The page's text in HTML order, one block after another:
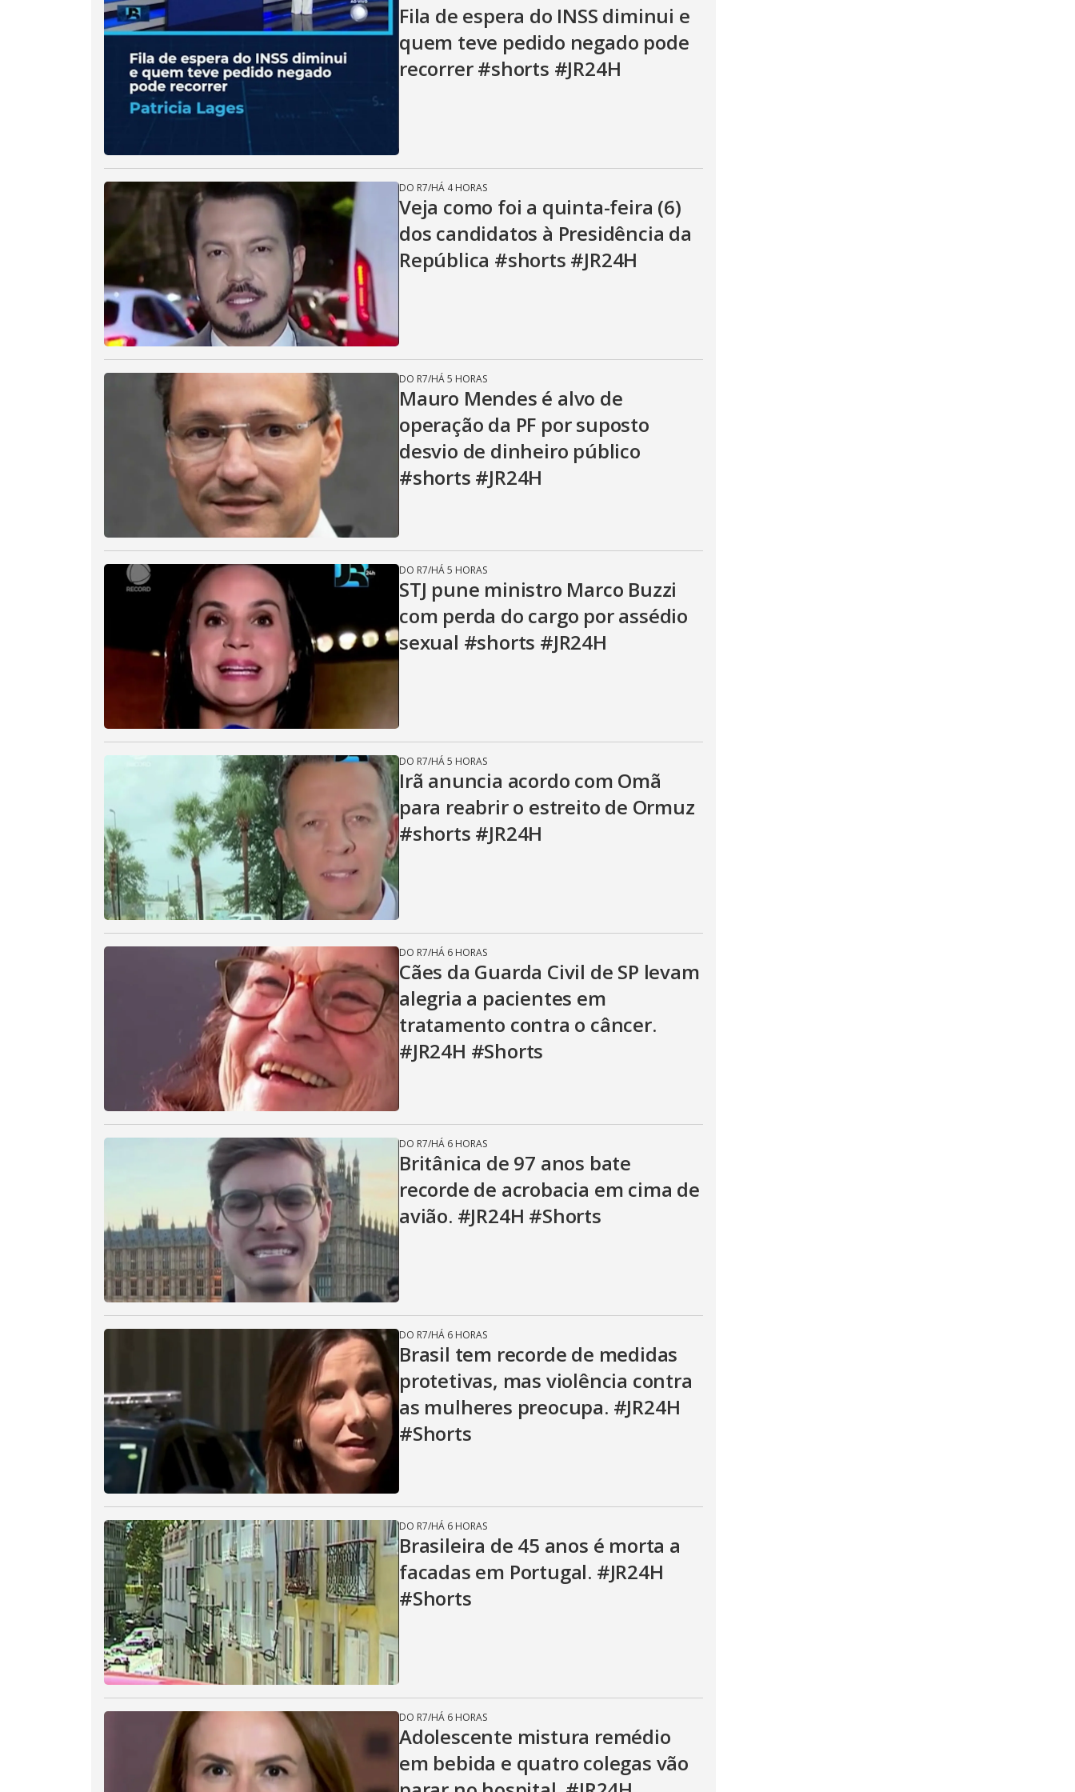
i
d
e
o
Fila de espera do INSS diminui e
quem teve pedido negado pode
recorrer #shorts #JR24H
DO R7/HÁ 4 HORAS
Veja como foi a quinta-feira (6)
dos candidatos à Presidência da
República #shorts #JR24H
DO R7/HÁ 5 HORAS
Mauro Mendes é alvo de
operação da PF por suposto
desvio de dinheiro público
#shorts #JR24H
DO R7/HÁ 5 HORAS
STJ pune ministro Marco Buzzi
com perda do cargo por assédio
sexual #shorts #JR24H
DO R7/HÁ 5 HORAS
Irã anuncia acordo com Omã
para reabrir o estreito de Ormuz
#shorts #JR24H
DO R7/HÁ 6 HORAS
Cães da Guarda Civil de SP levam
alegria a pacientes em
tratamento contra o câncer.
#JR24H #Shorts
DO R7/HÁ 6 HORAS
Britânica de 97 anos bate
recorde de acrobacia em cima de
avião. #JR24H #Shorts
DO R7/HÁ 6 HORAS
Brasil tem recorde de medidas
protetivas, mas violência contra
as mulheres preocupa. #JR24H
#Shorts
DO R7/HÁ 6 HORAS
Brasileira de 45 anos é morta a
facadas em Portugal. #JR24H
#Shorts
DO R7/HÁ 6 HORAS
Adolescente mistura remédio
em bebida e quatro colegas vão